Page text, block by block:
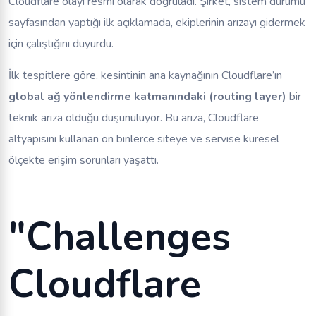
sayfasından yaptığı ilk açıklamada, ekiplerinin arızayı gidermek
için çalıştığını duyurdu.
İlk tespitlere göre, kesintinin ana kaynağının Cloudflare’ın
global ağ yönlendirme katmanındaki (routing layer) bir
teknik arıza olduğu düşünülüyor. Bu arıza, Cloudflare
altyapısını kullanan on binlerce siteye ve servise küresel
ölçekte erişim sorunları yaşattı.
"Challenges
Cloudflare